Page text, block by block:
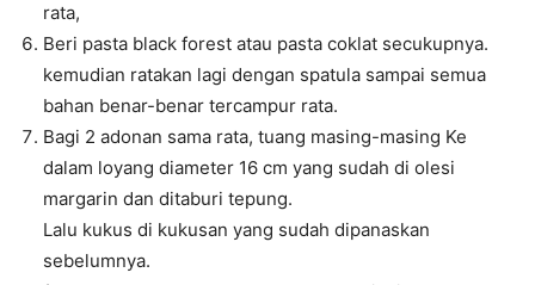
rata,
Beri pasta black forest atau pasta coklat secukupnya.
kemudian ratakan lagi dengan spatula sampai semua
bahan benar-benar tercampur rata.
Bagi 2 adonan sama rata, tuang masing-masing Ke
dalam loyang diameter 16 cm yang sudah di olesi
margarin dan ditaburi tepung.
Lalu kukus di kukusan yang sudah dipanaskan
sebelumnya.